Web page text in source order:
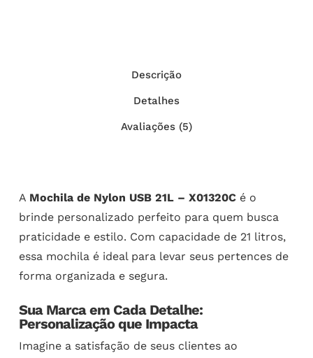
Descrição
Detalhes
Avaliações (5)
A Mochila de Nylon USB 21L – X01320Cé o
brinde personalizado perfeito para quem busca
praticidade e estilo. Com capacidade de 21 litros,
essa mochila é ideal para levar seus pertences de
forma organizada e segura.
Sua Marca em Cada Detalhe:
Personalização que Impacta
Imagine a satisfação de seus clientes ao